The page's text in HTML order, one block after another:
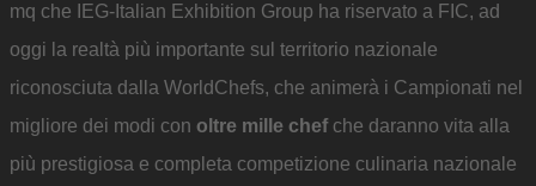
mq che IEG-Italian Exhibition Group ha riservato a FIC, ad
oggi la realtà più importante sul territorio nazionale
riconosciuta dalla WorldChefs, che animerà i Campionati nel
migliore dei modi con oltre mille chefche daranno vita alla
più prestigiosa e completa competizione culinaria nazionale